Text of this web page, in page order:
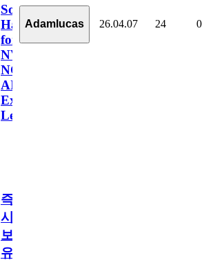
So
Hard
for
NVIDIA
NCP-
AII
Exam
Learners?
Adamlucas 26.04.07 24 0
즉
시
보
유